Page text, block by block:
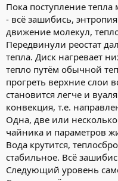
Пока поступление
- всё зашибись,
движение молекул,
Передвинули реостат
тепла. Диск нагревает
тепло путём обычной
прогреть верхние слои
становится легче и
конвекция, т.е.
Одна, две или
чайника и параметров
Вода крутится,
стабильное. Всё
Следующий уровень